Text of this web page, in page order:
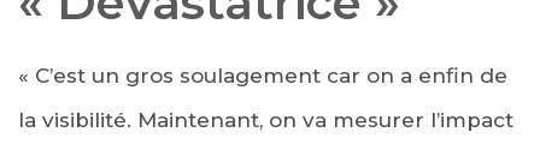
« C’est un gros soulagement car on a enfin de
la visibilité. Maintenant, on va mesurer l’impact